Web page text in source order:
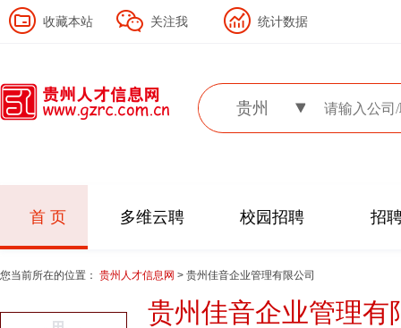
收藏本站 关注我 统计数据
贵州
首 页 多维云聘 校园招聘 招
您当前所在的位置： 贵州人才信息网 > 贵州佳音企业管理有限公司
贵州佳音企业管理有